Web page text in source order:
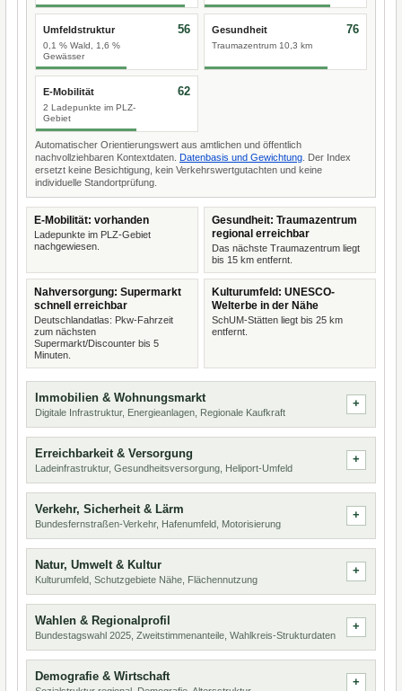
Umfeldstruktur
0,1 % Wald, 1,6 %
Gewässer
56 Gesundheit
Traumazentrum 10,3 km
76
E-Mobilität
2 Ladepunkte im PLZ-
Gebiet
62
Automatischer Orientierungswert aus amtlichen und öffentlich
nachvollziehbaren Kontextdaten. Datenbasis und Gewichtung . Der Index
ersetzt keine Besichtigung, kein Verkehrswertgutachten und keine
individuelle Standortprüfung.
E-Mobilität: vorhanden
Ladepunkte im PLZ-Gebiet
nachgewiesen.
Gesundheit: Traumazentrum
regional erreichbar
Das nächste Traumazentrum liegt
bis 15 km entfernt.
Nahversorgung: Supermarkt
schnell erreichbar
Deutschlandatlas: Pkw-Fahrzeit
zum nächsten
Supermarkt/Discounter bis 5
Minuten.
Kulturumfeld: UNESCO-
Welterbe in der Nähe
SchUM-Stätten liegt bis 25 km
entfernt.
Immobilien & Wohnungsmarkt
Digitale Infrastruktur, Energieanlagen, Regionale Kaufkraft
Erreichbarkeit & Versorgung
Ladeinfrastruktur, Gesundheitsversorgung, Heliport-Umfeld
Verkehr, Sicherheit & Lärm
Bundesfernstraßen-Verkehr, Hafenumfeld, Motorisierung
Natur, Umwelt & Kultur
Kulturumfeld, Schutzgebiete Nähe, Flächennutzung
Wahlen & Regionalprofil
Bundestagswahl 2025, Zweitstimmenanteile, Wahlkreis-Strukturdaten
Demografie & Wirtschaft